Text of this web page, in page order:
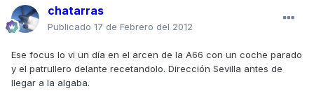
chatarras
Publicado 17 de Febrero del 2012
Ese focus lo vi un día en el arcen de la A66 con un coche parado
y el patrullero delante recetandolo. Dirección Sevilla antes de
llegar a la algaba.